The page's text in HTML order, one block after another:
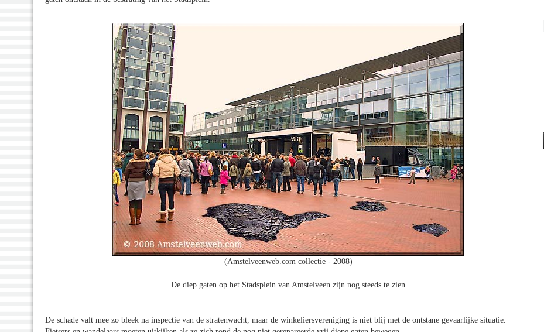
(Amstelveenweb.com collectie - 2008)
De diep gaten op het Stadsplein van Amstelveen zijn nog steeds te zien
De schade valt mee zo bleek na inspectie van de stratenwacht, maar de winkeliersvereniging is niet blij met de ontstane gevaarlijke situatie.